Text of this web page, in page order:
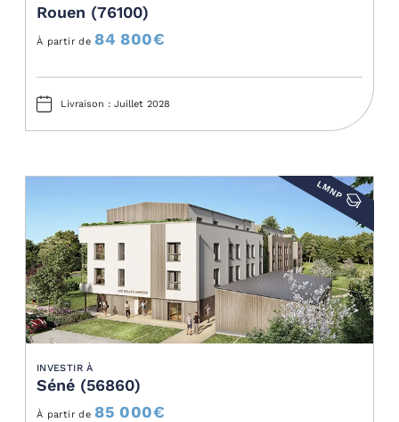
Rouen (76100)
À partir de 84 800€
Livraison : Juillet 2028
LMNP
INVESTIR À
Séné (56860)
À partir de 85 000€